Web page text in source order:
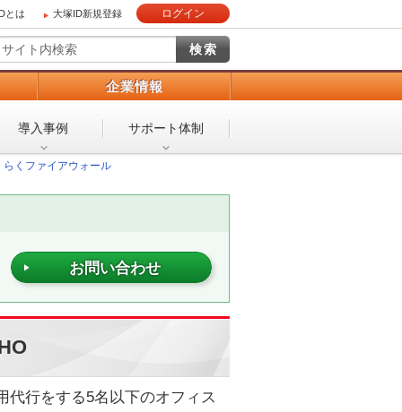
とは 大塚ID新規登録 ログイン
企業情報
導入事例 サポート体制
らくファイアウォール
お問い合わせ
代行をする5名以下のオフィス